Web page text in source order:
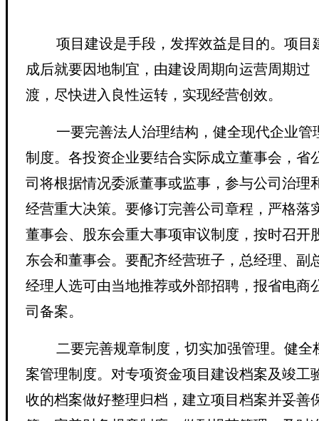
项目建设是手段，发挥效益是目的。项目
成后就要因地制宜，由建设周期向运营周期过
渡，尽快进入良性运转，实现经营创效。
一要完善法人治理结构，健全现代企业管
制度。各投资企业要结合实际成立董事会，省
司将根据情况委派董事或监事， 参与公司治理
经营重大决策。要修订完善公司章程，严格落
董事会、股东会重大事项审议制度，按时召开
东会和董事会。要配齐经营班子，总经理、副
经理人选可由当地推荐或外部招聘，报省电商
司备案。
二要完善规章制度，切实加强管理。健全
案管理制度。对专项资金项目建设档案及竣工
收的档案做好整理归档，建立项目档案并妥善